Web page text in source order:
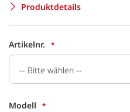
Produktdetails
Artikelnr.
Modell